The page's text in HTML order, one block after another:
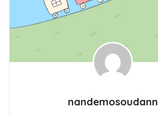
nandemosoudann